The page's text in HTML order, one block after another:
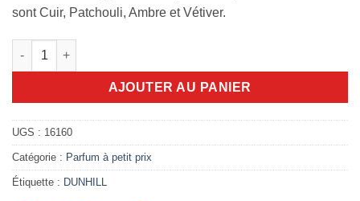
sont Cuir, Patchouli, Ambre et Vétiver.
quantité de Dunhill Desire Extreme 100ml edt
AJOUTER AU PANIER
UGS : 16160
Catégorie : Parfum à petit prix
Étiquette : DUNHILL